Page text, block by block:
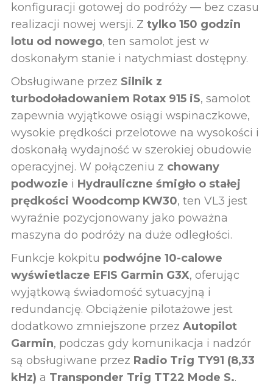
konfiguracji gotowej do podróży — bez czasu
realizacji nowej wersji. Z tylko 150 godzin
lotu od nowego, ten samolot jest w
doskonałym stanie i natychmiast dostępny.
Obsługiwane przez Silnik z
turbodoładowaniem Rotax 915 iS, samolot
zapewnia wyjątkowe osiągi wspinaczkowe,
wysokie prędkości przelotowe na wysokości i
doskonałą wydajność w szerokiej obudowie
operacyjnej. W połączeniu z chowany
podwozie i Hydrauliczne śmigło o stałej
prędkości Woodcomp KW30, ten VL3 jest
wyraźnie pozycjonowany jako poważna
maszyna do podróży na duże odległości.
Funkcje kokpitu podwójne 10-calowe
wyświetlacze EFIS Garmin G3X, oferując
wyjątkową świadomość sytuacyjną i
redundancję. Obciążenie pilotażowe jest
dodatkowo zmniejszone przez Autopilot
Garmin, podczas gdy komunikacja i nadzór
są obsługiwane przez Radio Trig TY91 (8,33
kHz) a Transponder Trig TT22 Mode S..